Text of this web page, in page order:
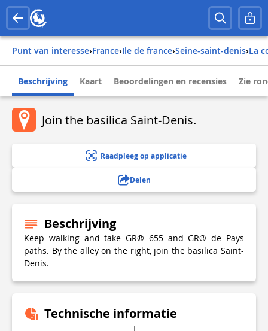
Punt van interesse› france› ile de france› seine-saint-denis› la
Beschrijving Kaart Beoordelingen en recensies Zie
Join the basilica Saint-Denis.
Raadpleeg op applicatie
Delen
Beschrijving
Keep walking and take GR® 655 and GR® de Pays
paths. By the alley on the right, join the basilica Saint-
Denis.
Technische informatie